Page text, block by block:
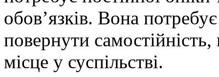
обов’язків. Вона
повернути самостійність,
місце у суспільстві.